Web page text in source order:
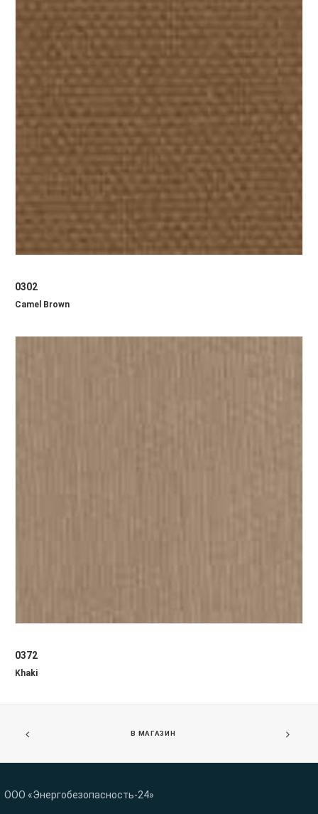
0302
Camel Brown
0372
Khaki
В МАГАЗИН
ООО «Энергобезопасность-24»